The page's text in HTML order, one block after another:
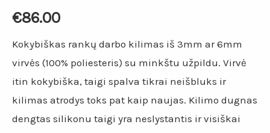
€86.00
Kokybiškas rankų darbo kilimas iš 3mm ar 6mm
virvės (100% poliesteris) su minkštu užpildu. Virvė
itin kokybiška, taigi spalva tikrai neišbluks ir
kilimas atrodys toks pat kaip naujas. Kilimo dugnas
dengtas silikonu taigi yra neslystantis ir visiškai